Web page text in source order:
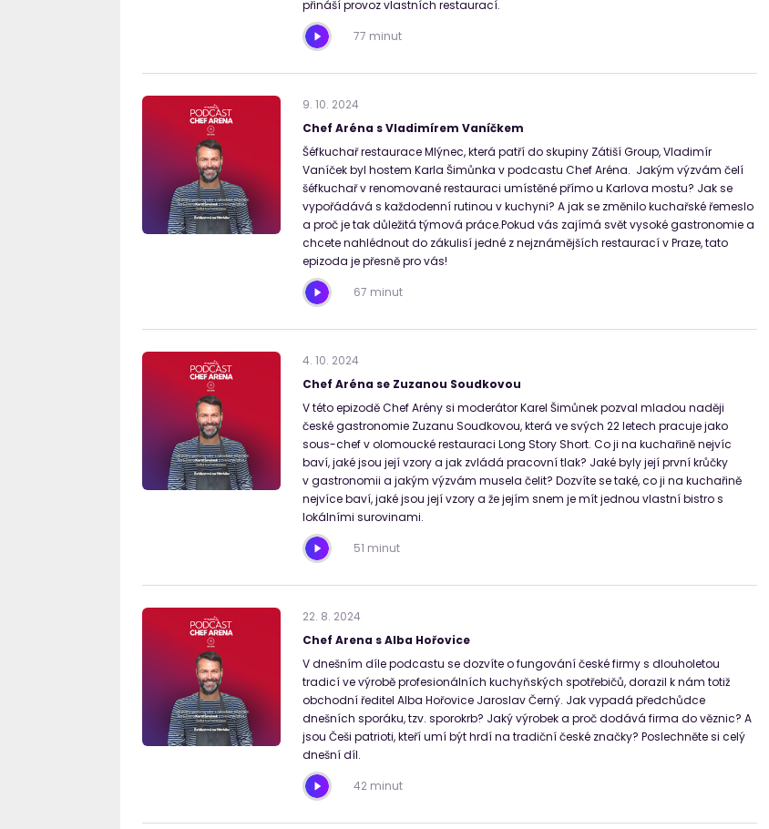
přináší provoz vlastních restaurací.
77 minut
9. 10. 2024
Chef Aréna s Vladimírem Vaníčkem
Šéfkuchař restaurace Mlýnec, která patří do skupiny Zátiší Group, Vladimír
Vaníček byl hostem Karla Šimůnka v podcastu Chef Aréna. Jakým výzvám čelí
šéfkuchař v renomované restauraci umístěné přímo u Karlova mostu? Jak se
vypořádává s každodenní rutinou v kuchyni? A jak se změnilo kuchařské řemeslo
a proč je tak důležitá týmová práce.Pokud vás zajímá svět vysoké gastronomie a
chcete nahlédnout do zákulisí jedné z nejznámějších restaurací v Praze, tato
epizoda je přesně pro vás!
67 minut
4. 10. 2024
Chef Aréna se Zuzanou Soudkovou
V této epizodě Chef Arény si moderátor Karel Šimůnek pozval mladou naději
české gastronomie Zuzanu Soudkovou, která ve svých 22 letech pracuje jako
sous-chef v olomoucké restauraci Long Story Short. Co ji na kuchařině nejvíc
baví, jaké jsou její vzory a jak zvládá pracovní tlak? Jaké byly její první krůčky
v gastronomii a jakým výzvám musela čelit? Dozvíte se také, co ji na kuchařině
nejvíce baví, jaké jsou její vzory a že jejím snem je mít jednou vlastní bistro s
lokálními surovinami.
51 minut
22. 8. 2024
Chef Arena s Alba Hořovice
V dnešním díle podcastu se dozvíte o fungování české firmy s dlouholetou
tradicí ve výrobě profesionálních kuchyňských spotřebičů, dorazil k nám totiž
obchodní ředitel Alba Hořovice Jaroslav Černý. Jak vypadá předchůdce
dnešních sporáku, tzv. sporokrb? Jaký výrobek a proč dodává firma do věznic? A
jsou Češi patrioti, kteří umí být hrdí na tradiční české značky? Poslechněte si celý
dnešní díl.
42 minut